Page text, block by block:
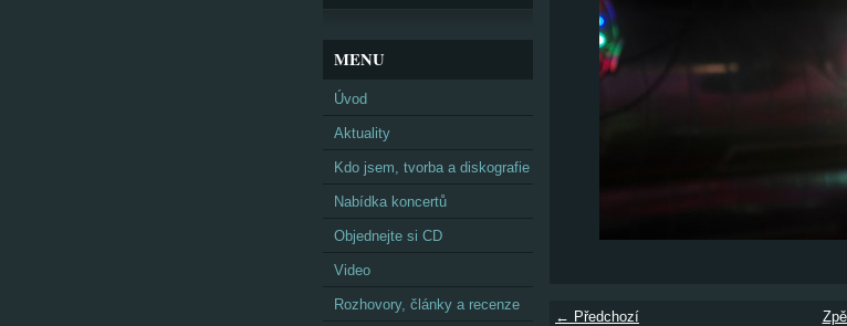
← Předchozí
MENU
Úvod
Aktuality
Kdo jsem, tvorba a diskografie
Nabídka koncertů
Objednejte si CD
Video
Rozhovory, články a recenze